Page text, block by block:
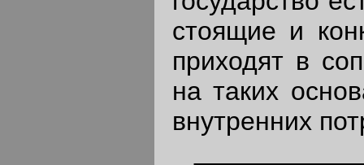
стоящие и
приходят в
на таких
внутренних